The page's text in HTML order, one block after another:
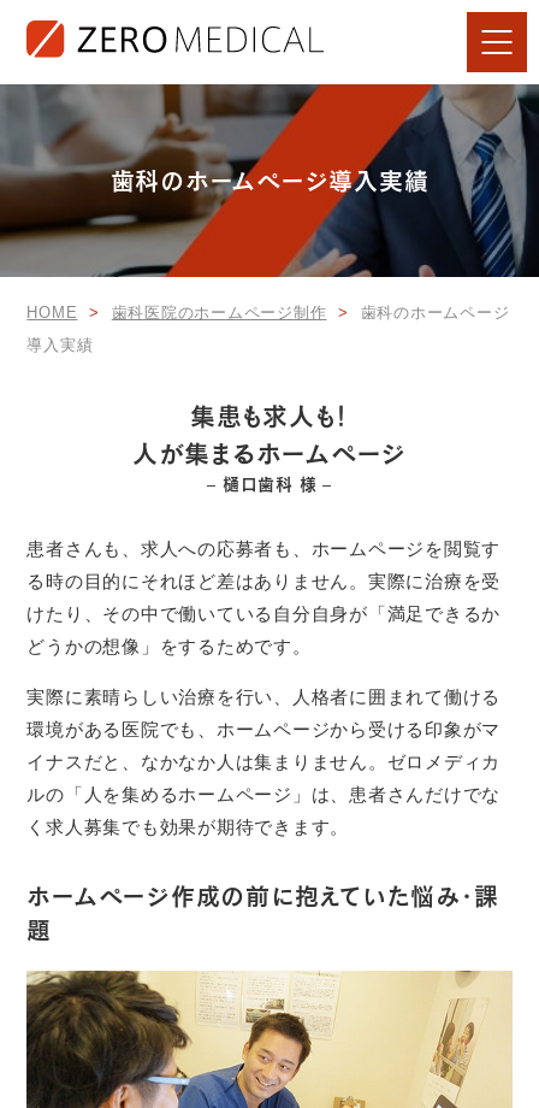
歯科のホームページ導入実績
HOME 歯科医院のホームページ制作
歯科のホームページ
導入実績
集患も求人も！
人が集まるホームページ
– 樋口歯科 様 –
患者さんも、求人への応募者も、ホームページを閲覧す
る時の目的にそれほど差はありません。実際に治療を受
けたり、その中で働いている自分自身が「満足できるか
どうかの想像」をするためです。
実際に素晴らしい治療を行い、人格者に囲まれて働ける
環境がある医院でも、ホームページから受ける印象がマ
イナスだと、なかなか人は集まりません。ゼロメディカ
ルの「人を集めるホームページ」は、患者さんだけでな
く求人募集でも効果が期待できます。
ホームページ作成の前に抱えていた悩み・課
題